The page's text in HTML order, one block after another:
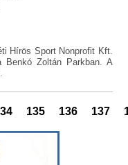
Hírös Sport Nonprofit Kft.
Zoltán Parkban. A
135 136 137